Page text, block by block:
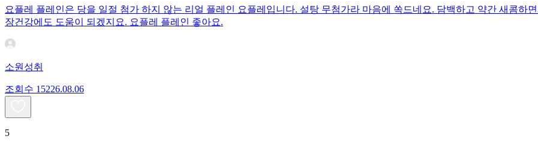
요플레 플레인은 당을 일절 첨가 하지 않는 리얼 플레인 요플레입니다. 설탕 무첨가라 마음에 쏙드네요. 담백하고 약간 새콤하
장건강에도 도움이 되겠지요. 요플레 플레인 좋아요.
소원성취
조회수 15226.08.06
5